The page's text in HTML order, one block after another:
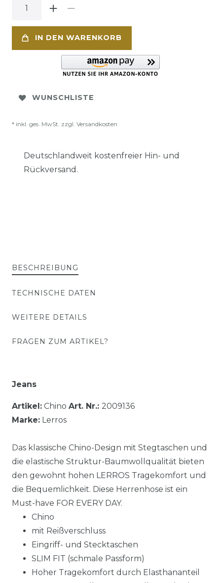
IN DEN WARENKORB
WUNSCHLISTE
* inkl. ges. MwSt. zzgl. Versandkosten
Deutschlandweit kostenfreier Hin- und
Rückversand.
BESCHREIBUNG
TECHNISCHE DATEN
WEITERE DETAILS
FRAGEN ZUM ARTIKEL?
Jeans
Artikel: Chino Art. Nr.: 2009136
Marke: Lerros
Das klassische Chino-Design mit Stegtaschen und
die elastische Struktur-Baumwollqualität bieten
den gewohnt hohen LERROS Tragekomfort und
die Bequemlichkeit. Diese Herrenhose ist ein
Must-have FOR EVERY DAY.
Chino
mit Reißverschluss
Eingriff- und Stecktaschen
SLIM FIT (schmale Passform)
Hoher Tragekomfort durch Elasthananteil